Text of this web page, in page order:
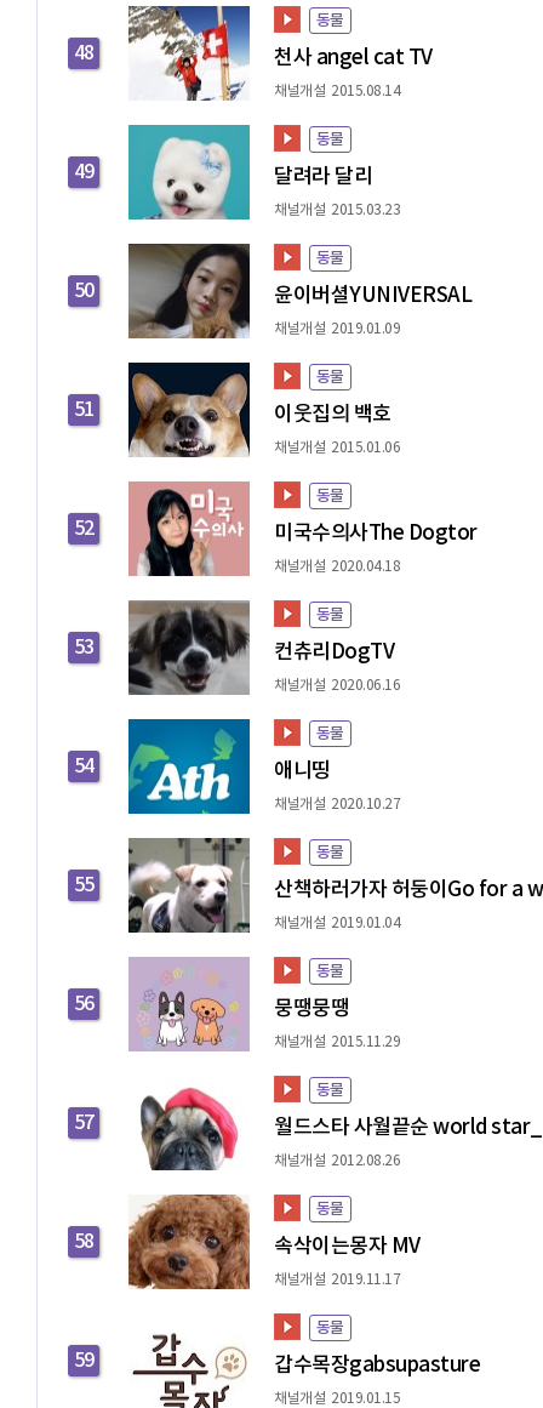
48
동물
천사 angel cat TV
채널개설 2015.08.14
49
동물
달려라 달리
채널개설 2015.03.23
50
동물
윤이버셜YUNIVERSAL
채널개설 2019.01.09
51
동물
이웃집의 백호
채널개설 2015.01.06
52
동물
미국수의사The Dogtor
채널개설 2020.04.18
53
동물
컨츄리DogTV
채널개설 2020.06.16
54
동물
애니띵
채널개설 2020.10.27
55
동물
산책하러가자 허둥이Go for a
채널개설 2019.01.04
56
동물
뭉땡뭉땡
채널개설 2015.11.29
57
동물
월드스타 사월끝순 world
채널개설 2012.08.26
58
동물
속삭이는몽자 MV
채널개설 2019.11.17
59
동물
갑수목장gabsupasture
채널개설 2019.01.15